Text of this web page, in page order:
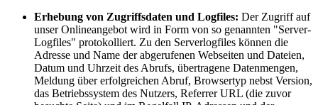
Erhebung von Zugriffsdaten und Logfiles: Der Zugriff auf
unser Onlineangebot wird in Form von so genannten "Server-
Logfiles" protokolliert. Zu den Serverlogfiles können die
Adresse und Name der abgerufenen Webseiten und Dateien,
Datum und Uhrzeit des Abrufs, übertragene Datenmengen,
Meldung über erfolgreichen Abruf, Browsertyp nebst Version,
das Betriebssystem des Nutzers, Referrer URL (die zuvor